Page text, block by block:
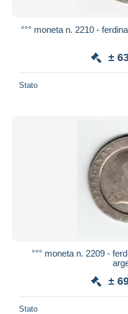
°°° moneta n. 2210 -
±
Stato
°°° moneta n. 2209 -
±
Stato